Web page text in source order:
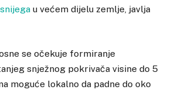
snijega u većem dijelu zemlje, javlja
se očekuje formiranje
snježnog pokrivača visine do 5
moguće lokalno da padne do oko